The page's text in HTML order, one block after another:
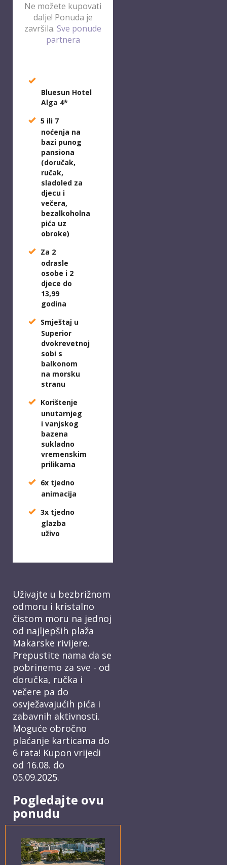
Ne možete kupovati
dalje! Ponuda je
završila. Sve ponude
partnera
Bluesun Hotel
Alga 4*
5 ili 7
noćenja na
bazi punog
pansiona
(doručak,
ručak,
sladoled za
djecu i
večera,
bezalkoholna
pića uz
obroke)
Za 2
odrasle
osobe i 2
djece do
13,99
godina
Smještaj u
Superior
dvokrevetnoj
sobi s
balkonom
na morsku
stranu
Korištenje
unutarnjeg
i vanjskog
bazena
sukladno
vremenskim
prilikama
6x tjedno
animacija
3x tjedno
glazba
uživo
Uživajte u bezbrižnom
odmoru i kristalno
čistom moru na jednoj
od najljepših plaža
Makarske rivijere.
Prepustite nama da se
pobrinemo za sve - od
doručka, ručka i
večere pa do
osvježavajućih pića i
zabavnih aktivnosti.
Moguće obročno
plaćanje karticama do
6 rata! Kupon vrijedi
od 16.08. do
05.09.2025.
Pogledajte ovu
ponudu